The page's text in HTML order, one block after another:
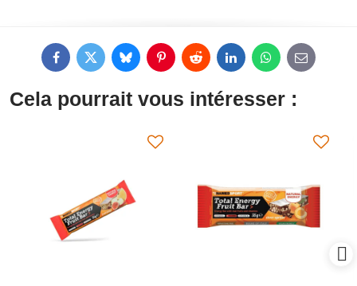
FacebookTwitterBlueskyPinterestReddit LinkedInWhatsApp
E-
mail
Cela pourrait vous intéresser :